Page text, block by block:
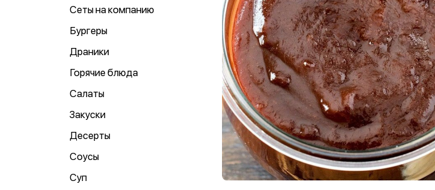
Сеты на компанию
Бургеры
Драники
Горячие блюда
Салаты
Закуски
Десерты
Соусы
Суп